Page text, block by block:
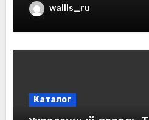
wallls_ru
Каталог